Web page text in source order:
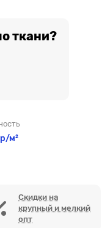
ткани?
м²
Скидки на
крупный и мелкий
опт